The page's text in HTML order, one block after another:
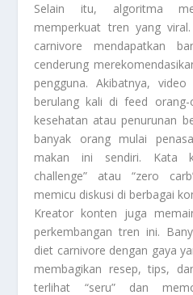
Selain itu, algoritma
memperkuat tren yang
carnivore mendapatkan
cenderung
pengguna. Akibatnya,
berulang kali di feed
kesehatan atau penurunan
banyak orang mulai
makan ini sendiri. Kata
challenge” atau “zero
memicu diskusi di berbagai
Kreator konten juga
perkembangan tren ini.
diet carnivore dengan gaya
membagikan resep, tips,
terlihat “seru” dan